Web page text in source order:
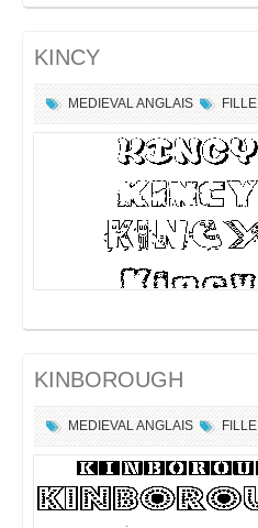
KINCY
MEDIEVAL ANGLAIS FILLE
KINBOROUGH
MEDIEVAL ANGLAIS FILLE